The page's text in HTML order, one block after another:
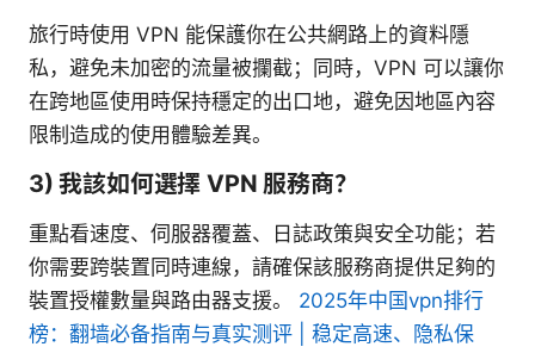
旅行時使用 VPN 能保護你在公共網路上的資料隱
私，避免未加密的流量被攔截；同時，VPN 可以讓你
在跨地區使用時保持穩定的出口地，避免因地區內容
限制造成的使用體驗差異。
3) 我該如何選擇 VPN 服務商？
重點看速度、伺服器覆蓋、日誌政策與安全功能；若
你需要跨裝置同時連線，請確保該服務商提供足夠的
裝置授權數量與路由器支援。 2025年中国vpn排行
榜：翻墙必备指南与真实测评 | 稳定高速、隐私保